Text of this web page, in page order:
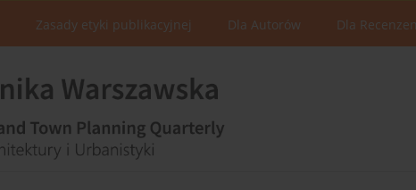
Zasady etyki publikacyjnej Dla Autorów Dla